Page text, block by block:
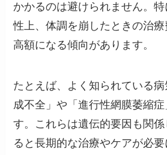
かかるのは避けられません。
性上、体調を崩したときの治
高額になる傾向があります。
たとえば、よく知られている
成不全」や「進行性網膜萎縮
す。これらは遺伝的要因も関
ると長期的な治療やケアが必